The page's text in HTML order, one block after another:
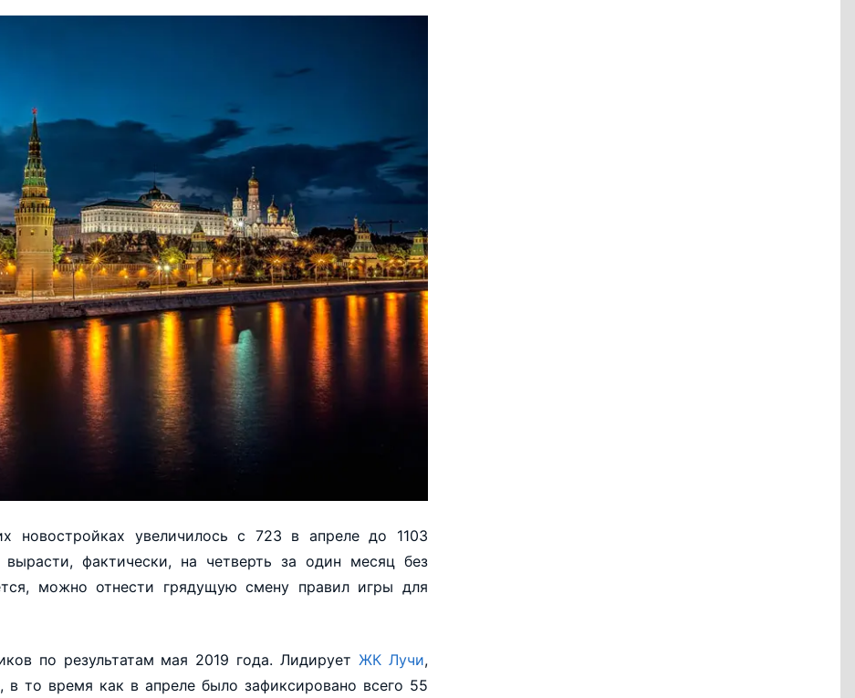
новостройках увеличилось с 723 в апреле до 1103
фактически, на четверть за один месяц без
можно отнести грядущую смену правил игры для
по результатам мая 2019 года. ЛидируетЖК Лучи,
то время как в апреле было зафиксировано всего 55